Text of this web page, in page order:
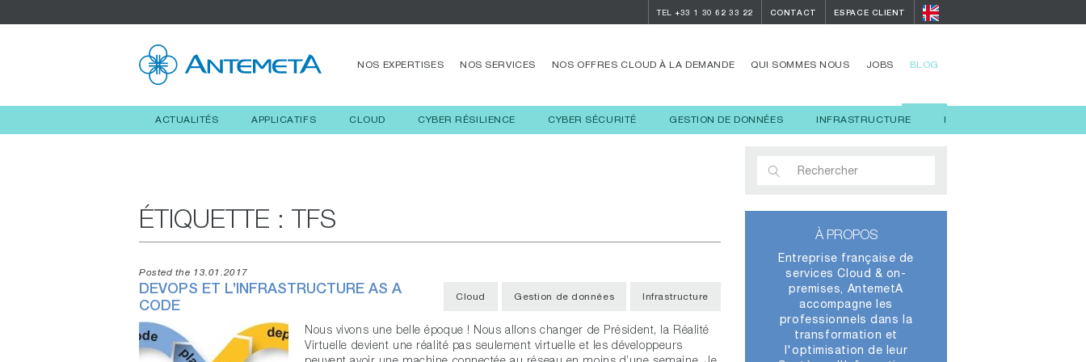
TEL +33 1 30 62 33 22 CONTACT ESPACE CLIENT
NOS EXPERTISES NOS SERVICES NOS OFFRES CLOUD À LA DEMANDE QUI SOMMES NOUS JOBS BLOG
ACTUALITÉS APPLICATIFS CLOUD CYBER RÉSILIENCE CYBER SÉCURITÉ GESTION DE DONNÉES INFRASTRUCTURE INTELLIGENCE
ÉTIQUETTE : TFS
Posted the 13.01.2017
DEVOPS ET L’INFRASTRUCTURE AS A
CODE
Cloud Gestion de données Infrastructure
Nous vivons une belle époque ! Nous allons changer de Président, la Réalité
Virtuelle devient une réalité pas seulement virtuelle et les développeurs
À PROPOS
Entreprise française de
services Cloud & on-
premises, AntemetA
accompagne les
professionnels dans la
transformation et
l'optimisation de leur